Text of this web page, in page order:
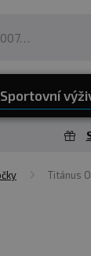
Sportovní
Titánus